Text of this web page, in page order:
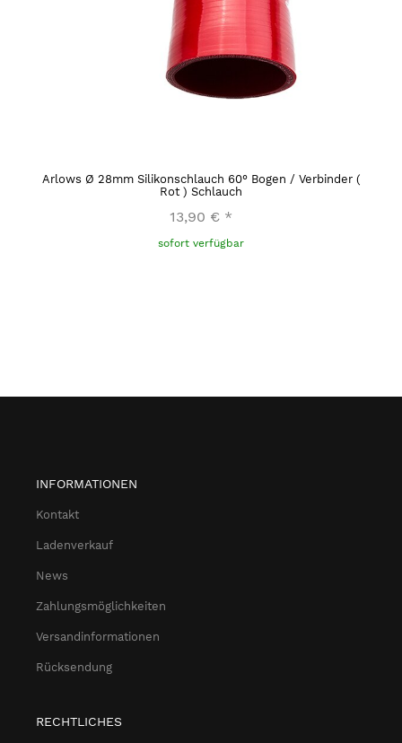
Arlows Ø 28mm Silikonschlauch 60° Bogen / Verbinder (
Rot ) Schlauch
13,90 € *
sofort verfügbar
INFORMATIONEN
Kontakt
Ladenverkauf
News
Zahlungsmöglichkeiten
Versandinformationen
Rücksendung
RECHTLICHES